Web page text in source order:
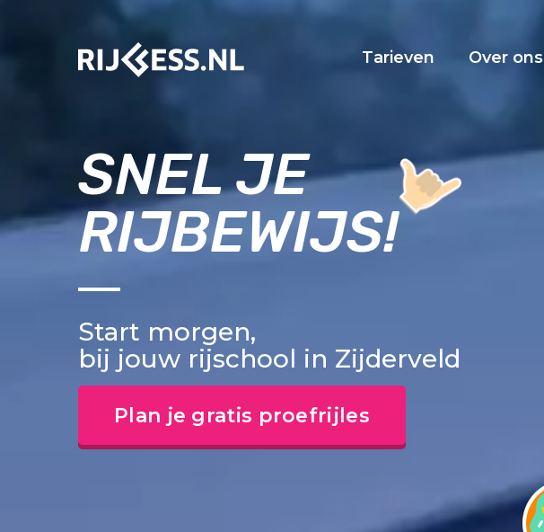
Tarieven Over ons
SNEL JE
RIJBEWIJS!
Start morgen,
bij jouw rijschool in Zijderveld
Plan je gratis proefrijles